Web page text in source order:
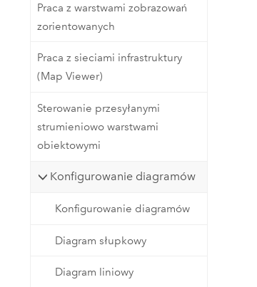
Praca z warstwami zobrazowań
zorientowanych
Praca z sieciami infrastruktury
(Map Viewer)
Sterowanie przesyłanymi
strumieniowo warstwami
obiektowymi
Konfigurowanie diagramów
Konfigurowanie diagramów
Diagram słupkowy
Diagram liniowy